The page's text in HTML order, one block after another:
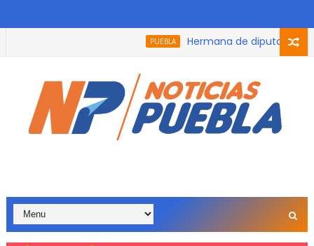
PUEBLA
Hermana de diputada de